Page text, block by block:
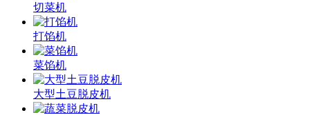
切菜机
打馅机
菜馅机
大型土豆脱皮机